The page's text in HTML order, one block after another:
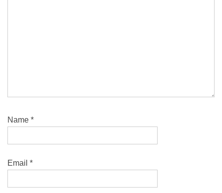
Name *
Email *